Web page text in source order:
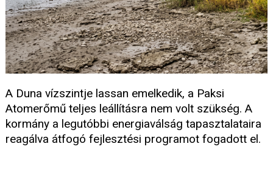
A Duna vízszintje lassan emelkedik, a Paksi
Atomerőmű teljes leállításra nem volt szükség. A
kormány a legutóbbi energiaválság tapasztalataira
reagálva átfogó fejlesztési programot fogadott el.